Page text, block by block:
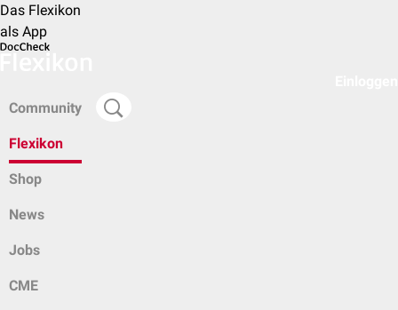
Das Flexikon
als App
Community
Flexikon
Shop
News
Jobs
CME